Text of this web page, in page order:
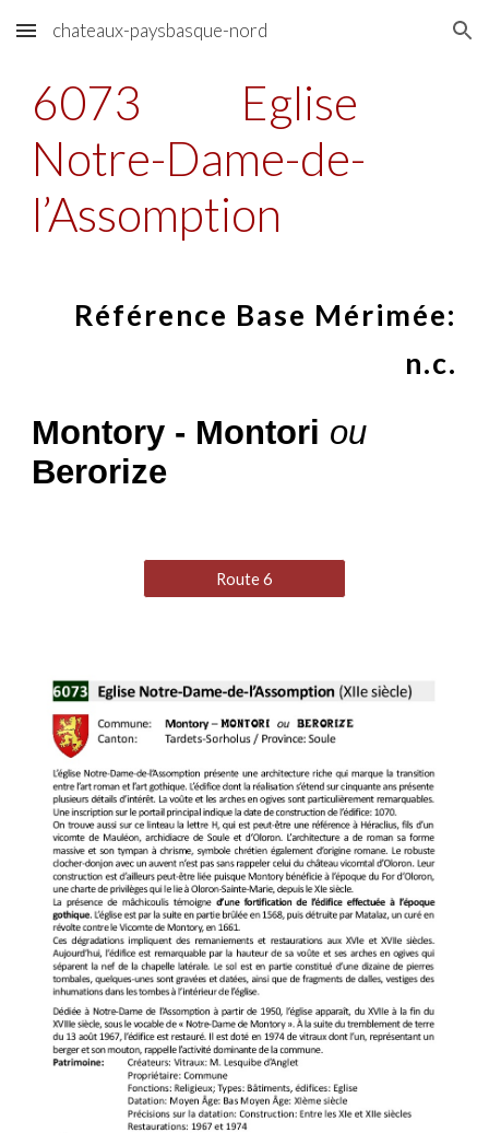
Skip to main content Skip to navigation
chateaux-paysbasque-nord
6073
Eglise
Notre-Dame-de-
l’Assomption
Référence Base Mérimée:
n.c.
Montory - Montori ou
Berorize
Route 6